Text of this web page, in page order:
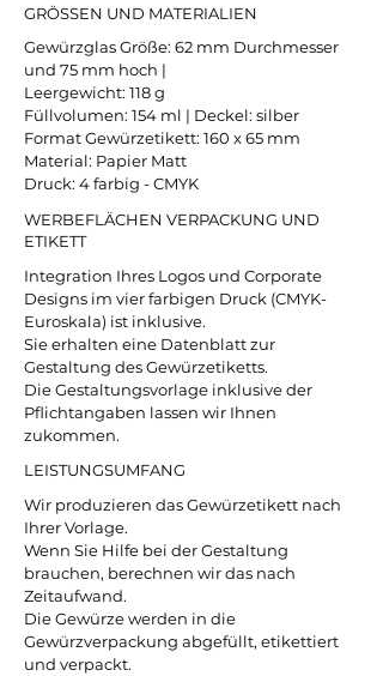
GRÖSSEN UND MATERIALIEN
Gewürzglas Größe: 62 mm Durchmesser
und 75 mm hoch |
Leergewicht: 118 g
Füllvolumen: 154 ml | Deckel: silber
Format Gewürzetikett: 160 x 65 mm
Material: Papier Matt
Druck: 4 farbig - CMYK
WERBEFLÄCHEN VERPACKUNG UND
ETIKETT
Integration Ihres Logos und Corporate
Designs im vier farbigen Druck (CMYK-
Euroskala) ist inklusive.
Sie erhalten eine Datenblatt zur
Gestaltung des Gewürzetiketts.
Die Gestaltungsvorlage inklusive der
Pflichtangaben lassen wir Ihnen
zukommen.
LEISTUNGSUMFANG
Wir produzieren das Gewürzetikett nach
Ihrer Vorlage.
Wenn Sie Hilfe bei der Gestaltung
brauchen, berechnen wir das nach
Zeitaufwand.
Die Gewürze werden in die
Gewürzverpackung abgefüllt, etikettiert
und verpackt.